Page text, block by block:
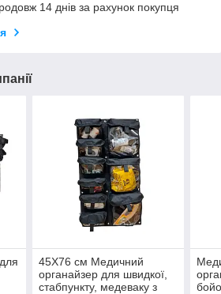
14 днів за рахунок покупця
45Х76 см Медичний
органайзер для швидкої,
стабпункту, медеваку з